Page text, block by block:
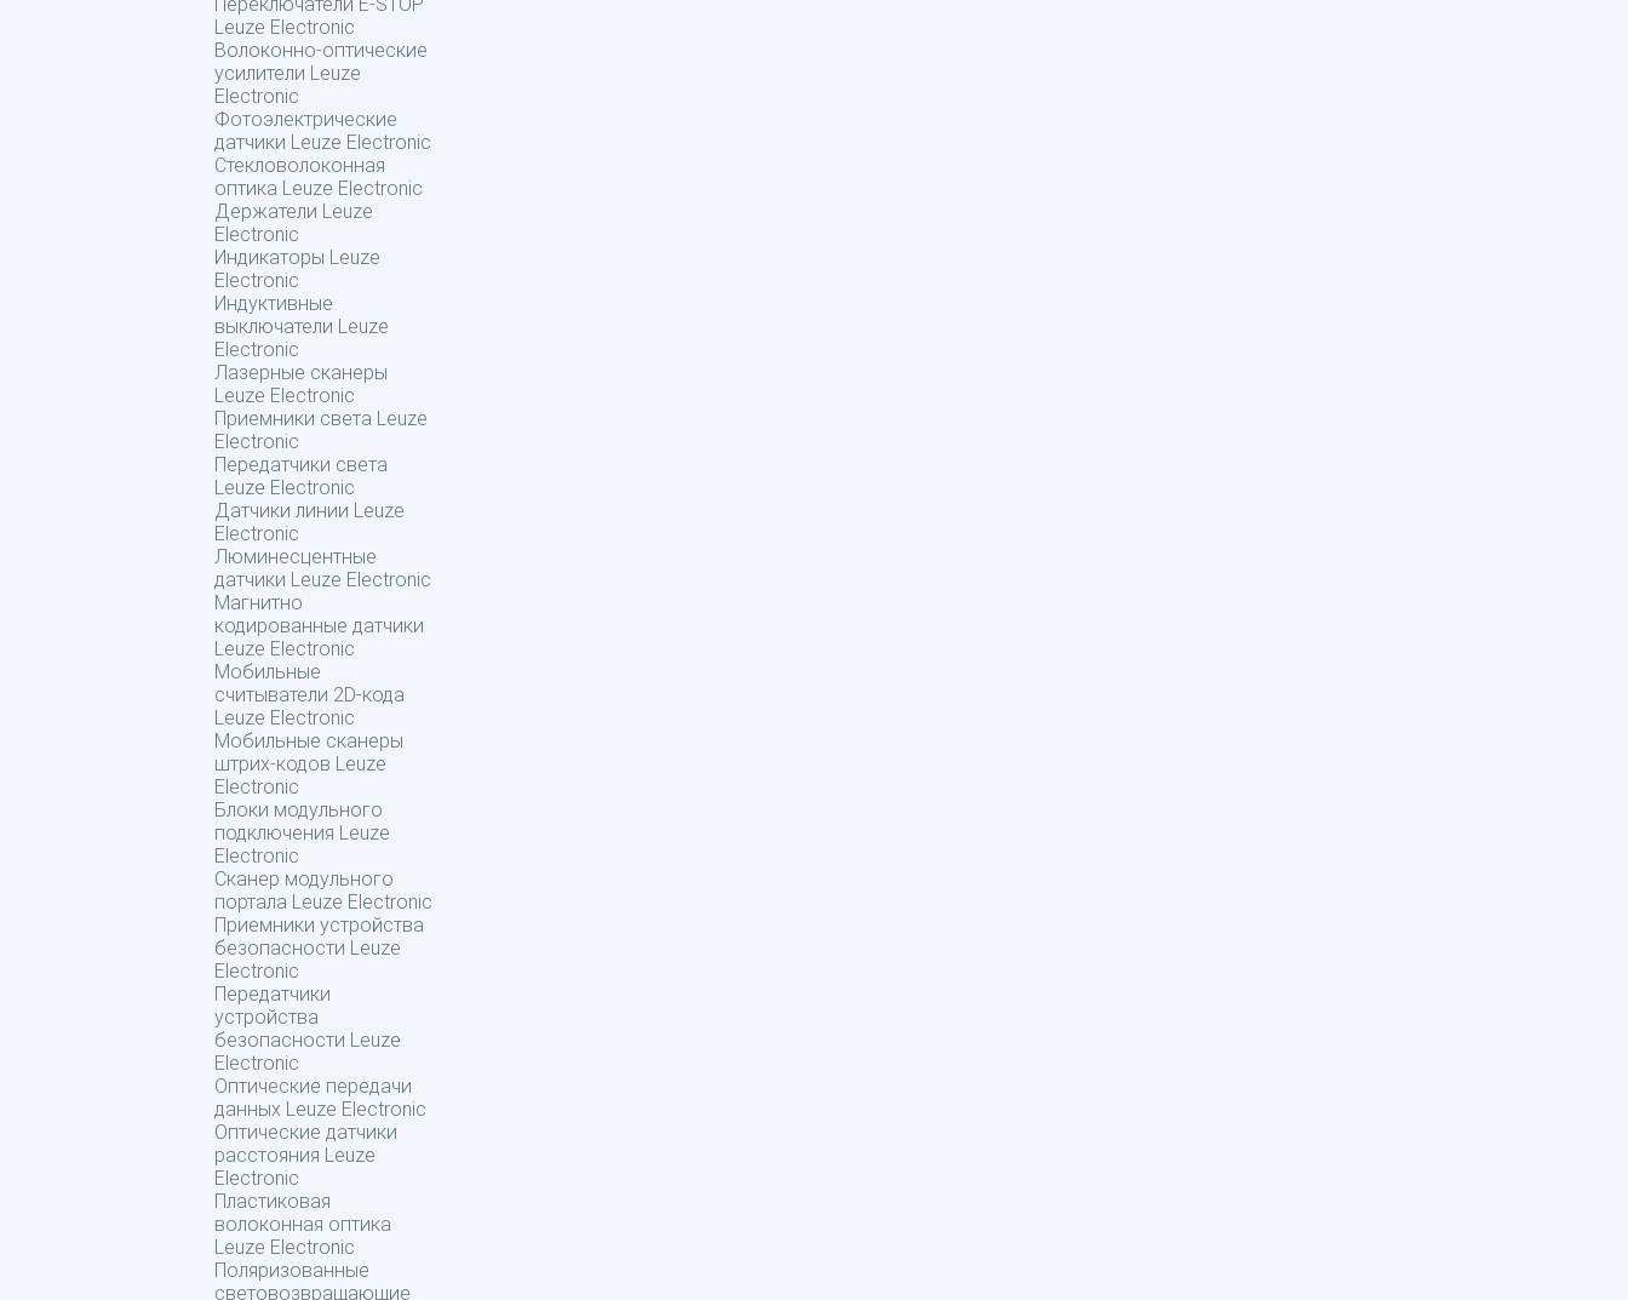
Leuze Electronic
Волоконно-оптические
усилители Leuze
Electronic
Фотоэлектрические
датчики Leuze Electronic
Стекловолоконная
оптика Leuze Electronic
Держатели Leuze
Electronic
Индикаторы Leuze
Electronic
Индуктивные
выключатели Leuze
Electronic
Лазерные сканеры
Leuze Electronic
Приемники света Leuze
Electronic
Передатчики света
Leuze Electronic
Датчики линии Leuze
Electronic
Люминесцентные
датчики Leuze Electronic
Магнитно
кодированные датчики
Leuze Electronic
Мобильные
считыватели 2D-кода
Leuze Electronic
Мобильные сканеры
штрих-кодов Leuze
Electronic
Блоки модульного
подключения Leuze
Electronic
Сканер модульного
портала Leuze Electronic
Приемники устройства
безопасности Leuze
Electronic
Передатчики
устройства
безопасности Leuze
Electronic
Оптические передачи
данных Leuze Electronic
Оптические датчики
расстояния Leuze
Electronic
Пластиковая
волоконная оптика
Leuze Electronic
Поляризованные
световозвращающие